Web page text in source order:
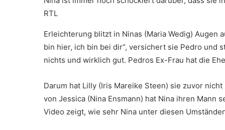
RTL
Erleichterung blitzt in Ninas (Maria Wedig) Augen
bin hier, ich bin bei dir“, versichert sie Pedro und
nichts und wirklich gut. Pedros Ex-Frau hat die
Darum hat Lilly (Iris Mareike Steen) sie zuvor
von Jessica (Nina Ensmann) hat Nina ihren Mann
Video zeigt, wie sehr Nina unter diesen